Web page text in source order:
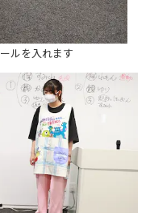
ルを入れます